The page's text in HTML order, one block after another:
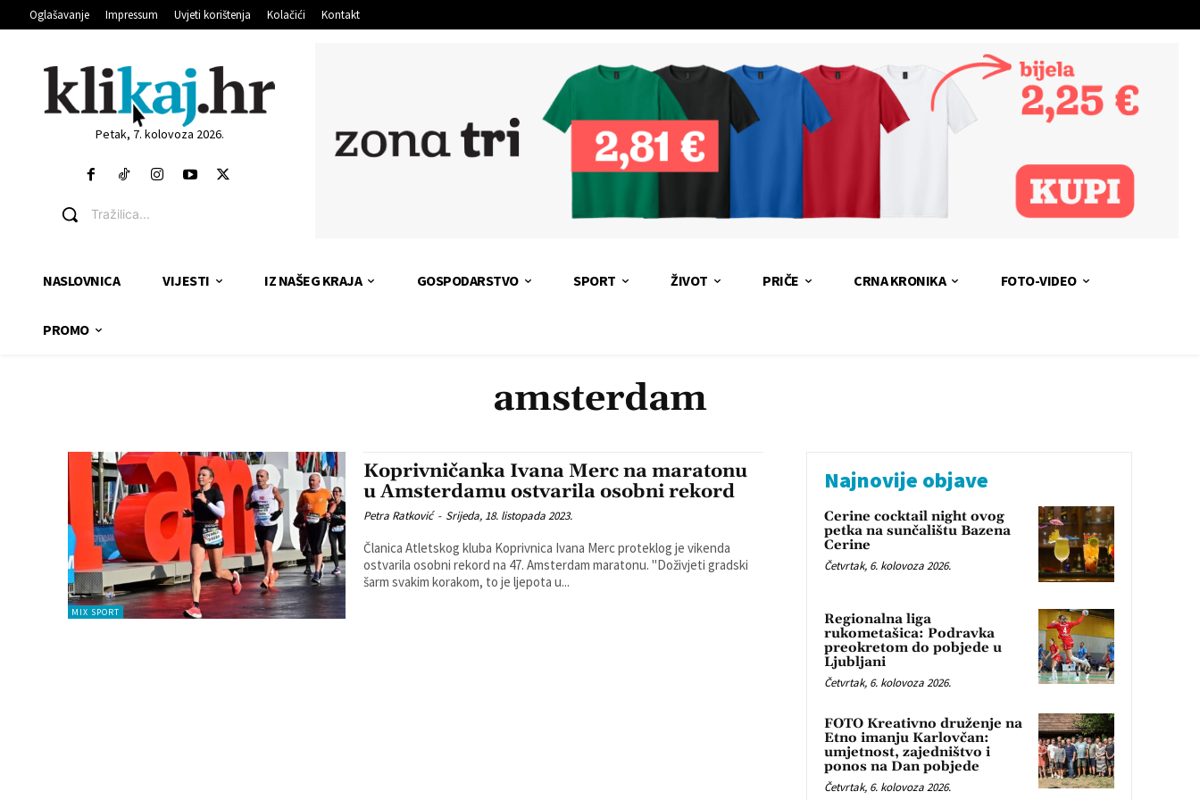
Oglašavanje Impressum Uvjeti korištenja Kolačići Kontakt
Petak, 7. kolovoza 2026.
Tražilica...
NASLOVNICA VIJESTI IZ NAŠEG KRAJA GOSPODARSTVO SPORT ŽIVOT PRIČE CRNA KRONIKA FOTO-VIDEO
PROMO
amsterdam
MIX SPORT
Koprivničanka Ivana Merc na maratonu
u Amsterdamu ostvarila osobni rekord
Petra Ratković - Srijeda, 18. listopada 2023.
Članica Atletskog kluba Koprivnica Ivana Merc proteklog je vikenda
ostvarila osobni rekord na 47. Amsterdam maratonu. "Doživjeti gradski
šarm svakim korakom, to je ljepota u...
Najnovije objave
Cerine cocktail night ovog
petka na sunčalištu Bazena
Cerine
Četvrtak, 6. kolovoza 2026.
Regionalna liga
rukometašica: Podravka
preokretom do pobjede u
Ljubljani
Četvrtak, 6. kolovoza 2026.
FOTO Kreativno druženje na
Etno imanju Karlovčan:
umjetnost, zajedništvo i
ponos na Dan pobjede
Četvrtak, 6. kolovoza 2026.